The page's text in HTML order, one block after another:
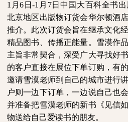
1月6 日-1月 7日 中国大百科全书
北京地区出版物订货会华尔顿酒
推介。 此次订货会旨在继承文化
精品图书、传播正能量。 雪漠作
主旨非常契合，深受广大寻找好
的客户直接在展位下单订购，有
邀请雪漠老师到自己的城市进行
户则一边下订单，一边说自己也
并准备把雪漠老师的新书《见信
物送给自己爱读书的朋友。